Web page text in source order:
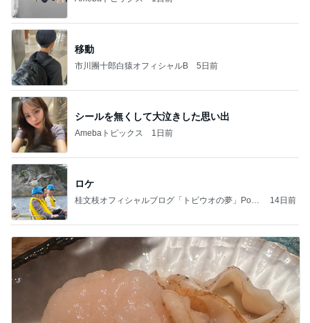
移動
市川團十郎白猿オフィシャルB 5日前
シールを無くして大泣きした思い出
Amebaトピックス 1日前
ロケ
桂文枝オフィシャルブログ「トビウオの夢」Pow
14日前